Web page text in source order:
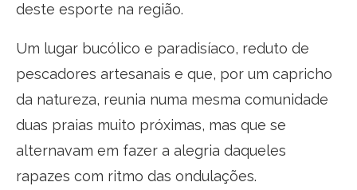
deste esporte na região.
Um lugar bucólico e paradisíaco, reduto de
pescadores artesanais e que, por um capricho
da natureza, reunia numa mesma comunidade
duas praias muito próximas, mas que se
alternavam em fazer a alegria daqueles
rapazes com ritmo das ondulações.